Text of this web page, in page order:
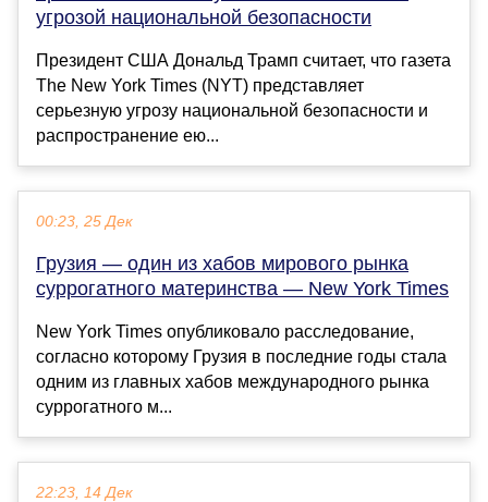
угрозой национальной безопасности
Президент США Дональд Трамп считает, что газета
The New York Times (NYT) представляет
серьезную угрозу национальной безопасности и
распространение ею...
00:23, 25 Дек
Грузия — один из хабов мирового рынка
суррогатного материнства — New York Times
New York Times опубликовало расследование,
согласно которому Грузия в последние годы стала
одним из главных хабов международного рынка
суррогатного м...
22:23, 14 Дек